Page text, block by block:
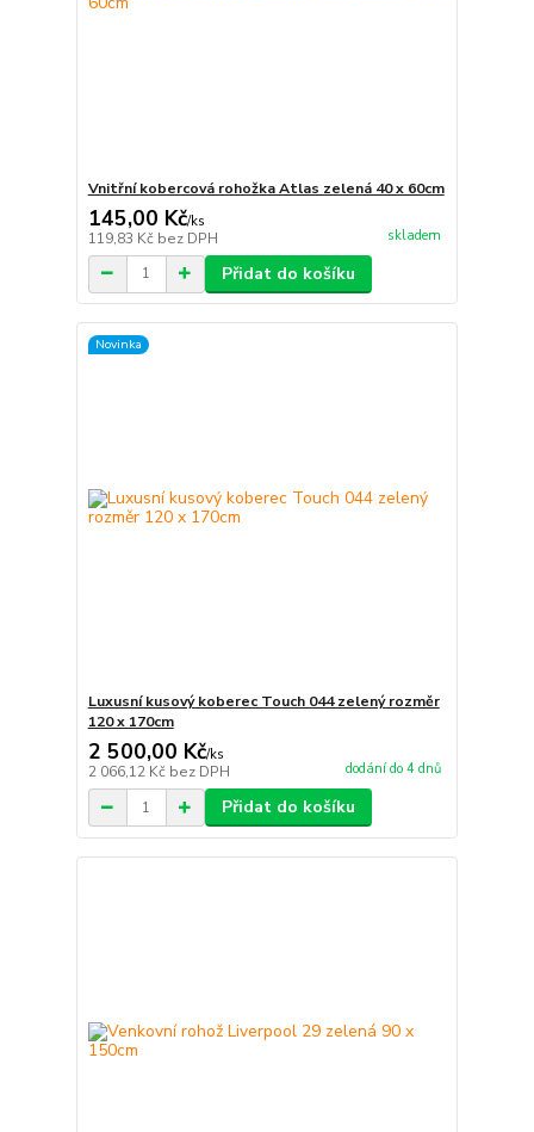
Vnitřní kobercová rohožka Atlas zelená 40 x 60cm
145,00 Kč/ks
119,83 Kč bez DPH skladem
Přidat do košíku
Novinka
Luxusní kusový koberec Touch 044 zelený rozměr
120 x 170cm
2 500,00 Kč/ks
2 066,12 Kč bez DPH dodání do 4 dnů
Přidat do košíku